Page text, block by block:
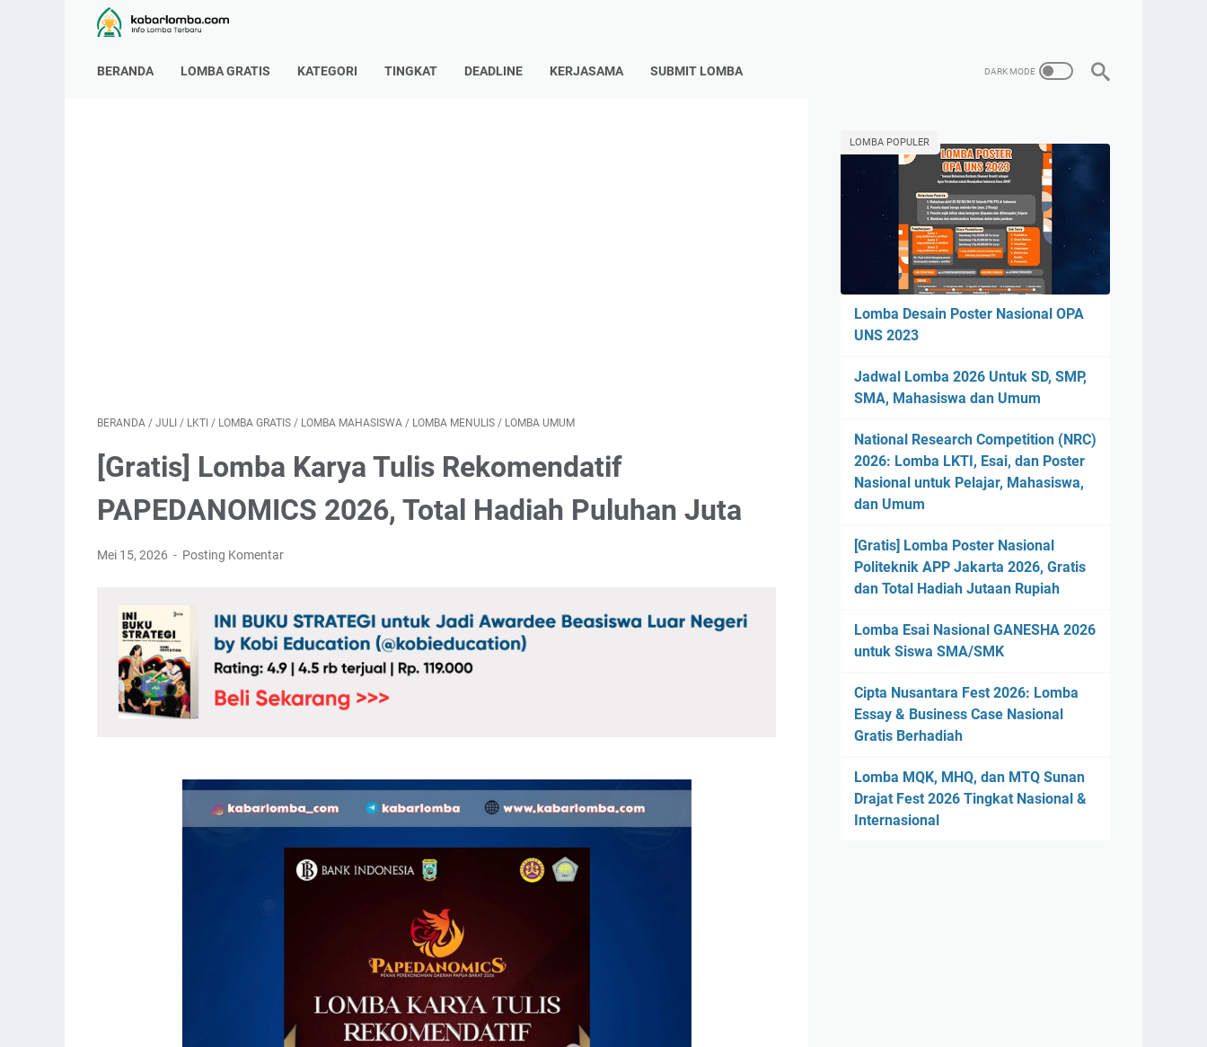
BERANDA LOMBA GRATIS KATEGORI TINGKAT DEADLINE KERJASAMA SUBMIT LOMBA
BERANDA / JULI / LKTI / LOMBA GRATIS / LOMBA MAHASISWA / LOMBA MENULIS / LOMBA UMUM
[Gratis] Lomba Karya Tulis Rekomendatif
PAPEDANOMICS 2026, Total Hadiah Puluhan Juta
Mei 15, 2026 Posting Komentar
LOMBA POPULER
Lomba Desain Poster Nasional OPA
UNS 2023
Jadwal Lomba 2026 Untuk SD, SMP,
SMA, Mahasiswa dan Umum
National Research Competition (NRC)
2026: Lomba LKTI, Esai, dan Poster
Nasional untuk Pelajar, Mahasiswa,
dan Umum
[Gratis] Lomba Poster Nasional
Politeknik APP Jakarta 2026, Gratis
dan Total Hadiah Jutaan Rupiah
Lomba Esai Nasional GANESHA 2026
untuk Siswa SMA/SMK
Cipta Nusantara Fest 2026: Lomba
Essay & Business Case Nasional
Gratis Berhadiah
Lomba MQK, MHQ, dan MTQ Sunan
Drajat Fest 2026 Tingkat Nasional &
Internasional